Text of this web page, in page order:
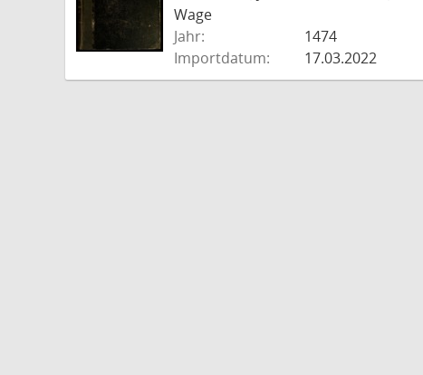
Wage
Jahr:
1474
Importdatum:
17.03.2022